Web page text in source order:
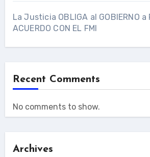
La Justicia OBLIGA al GOBIERNO a
ACUERDO CON EL FMI
Recent Comments
No comments to show.
Archives